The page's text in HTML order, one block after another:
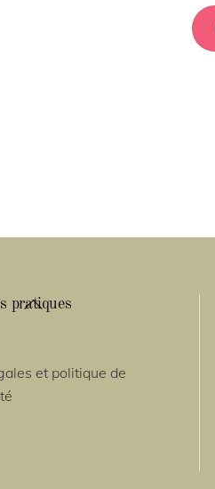
Back
pratiques
et politique de